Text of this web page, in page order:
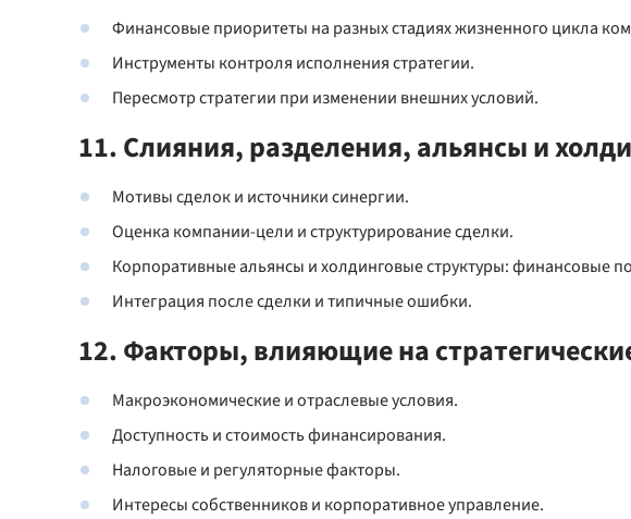
Финансовые приоритеты на разных стадиях жизненного цикла
Инструменты контроля исполнения стратегии.
Пересмотр стратегии при изменении внешних условий.
11. Слияния, разделения, альянсы и
Мотивы сделок и источники синергии.
Оценка компании-цели и структурирование сделки.
Корпоративные альянсы и холдинговые структуры: финансовые
Интеграция после сделки и типичные ошибки.
12. Факторы, влияющие на
Макроэкономические и отраслевые условия.
Доступность и стоимость финансирования.
Налоговые и регуляторные факторы.
Интересы собственников и корпоративное управление.